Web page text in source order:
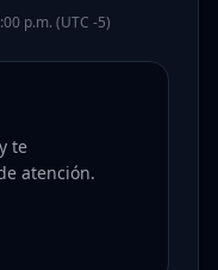
p.m. (UTC -5)
te
atención.